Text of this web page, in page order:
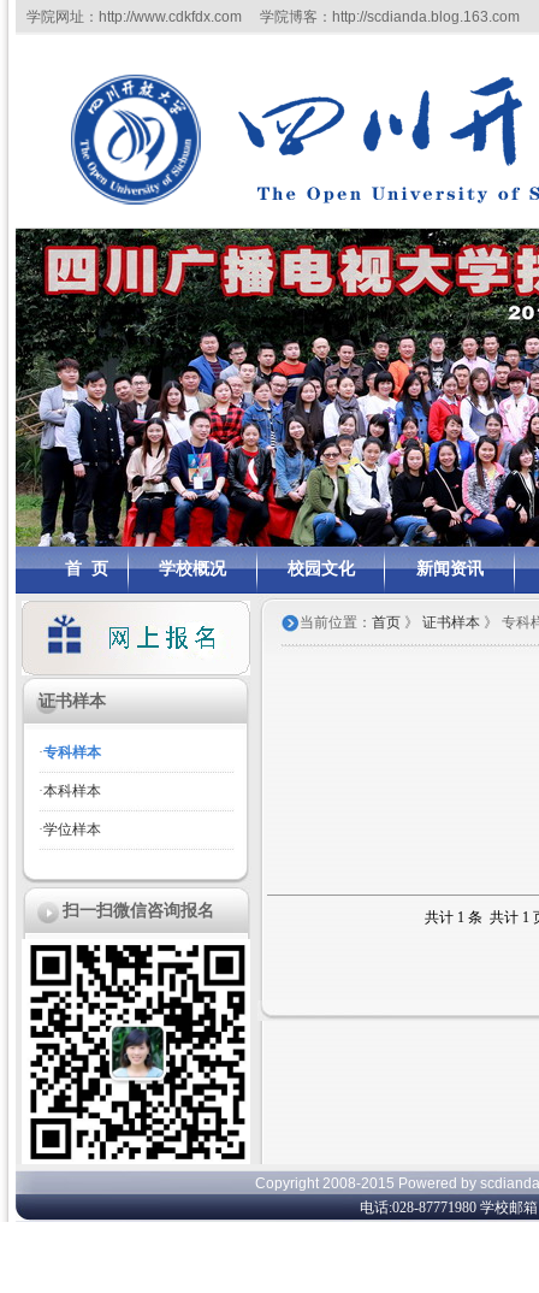
学院网址：http://www.cdkfdx.com 学院博客：http://scdianda.blog.163.com
首 页 学校概况 校园文化 新闻资讯
证书样本
·专科样本
·本科样本
·学位样本
扫一扫微信咨询报名
当前位置： 首页》 证书样本》 专科
共计 1 条 共计 1
Copyright 2008-2015 Powered by
电话:028-87771980 学校邮